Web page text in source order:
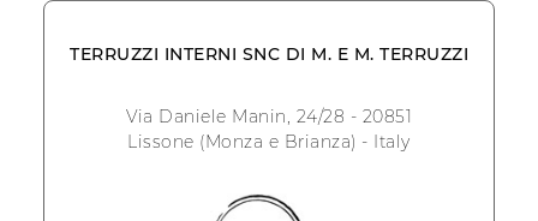
TERRUZZI INTERNI SNC DI M. E M. TERRUZZI
Via Daniele Manin, 24/28 - 20851
Lissone (Monza e Brianza) - Italy